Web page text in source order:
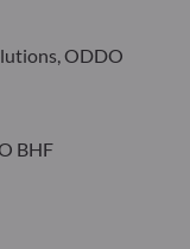
ODDO
BHF